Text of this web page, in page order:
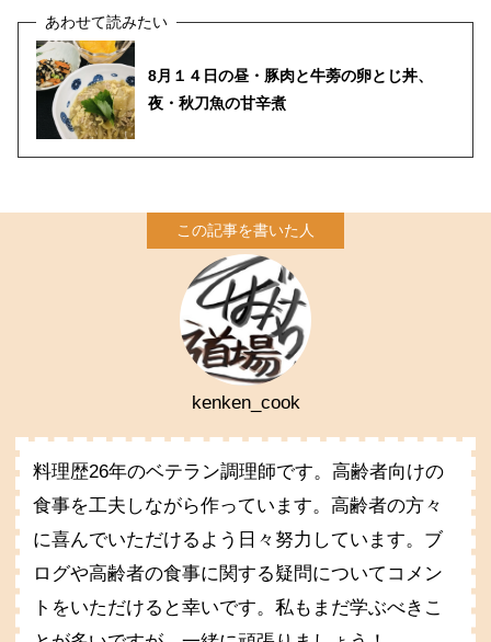
8月１４日の昼・豚肉と牛蒡の卵とじ丼、
夜・秋刀魚の甘辛煮
kenken_cook
料理歴26年のベテラン調理師です。高齢者向けの
食事を工夫しながら作っています。高齢者の方々
に喜んでいただけるよう日々努力しています。ブ
ログや高齢者の食事に関する疑問についてコメン
トをいただけると幸いです。私もまだ学ぶべきこ